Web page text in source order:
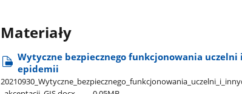
Materiały
Wytyczne bezpiecznego funkcjonowania
epidemii